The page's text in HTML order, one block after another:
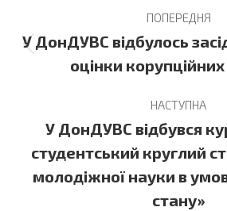
navigation
ПОПЕРЕДНЯ
post:
У ДонДУВС відбулось
оцінки корупційних
НАСТУПНА
Next
post:
У ДонДУВС відбувся
студентський круглий
молодіжної науки в
стану»